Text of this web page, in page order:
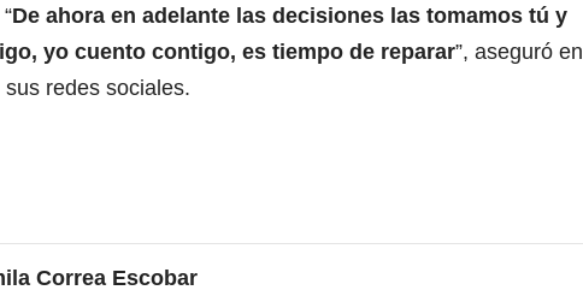
“De ahora en adelante las decisiones las tomamos tú y
yo cuento contigo, es tiempo de reparar”, aseguró en
redes sociales.
Correa Escobar